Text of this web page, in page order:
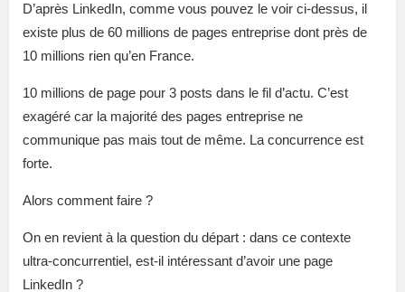
D’après LinkedIn, comme vous pouvez le voir ci-dessus, il
existe plus de 60 millions de pages entreprise dont près de
10 millions rien qu’en France.
10 millions de page pour 3 posts dans le fil d’actu. C’est
exagéré car la majorité des pages entreprise ne
communique pas mais tout de même. La concurrence est
forte.
Alors comment faire ?
On en revient à la question du départ : dans ce contexte
ultra-concurrentiel, est-il intéressant d’avoir une page
LinkedIn ?